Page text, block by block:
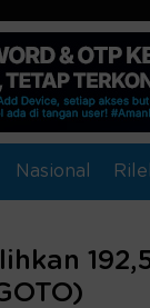
Nasional